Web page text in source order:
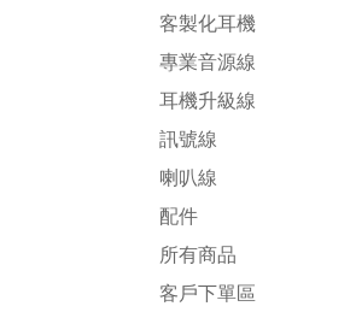
客製化耳機
專業音源線
耳機升級線
訊號線
喇叭線
配件
所有商品
客戶下單區